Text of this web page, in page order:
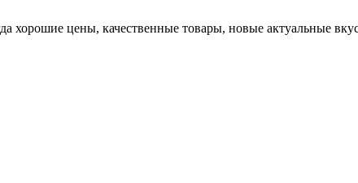
цены, качественные товары, новые актуальные